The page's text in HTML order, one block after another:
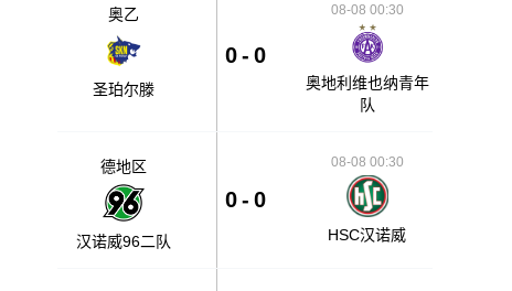
奥乙
圣珀尔滕
0 - 0
08-08 00:30
奥地利维也纳青年
队
德地区
汉诺威96二队
0 - 0
08-08 00:30
HSC汉诺威